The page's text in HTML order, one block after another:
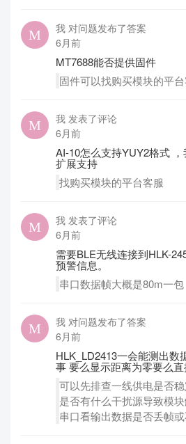
我 对问题发布了答案
6月前
MT7688能否提供固件
固件可以找购买模块的平
我 发表了评论
6月前
AI-10怎么支持YUY2格式
扩展支持
找购买模块的平台客服
我 发表了评论
6月前
需要BLE无线连接到HLK-
预警信息。
串口数据帧大概是80m一包
我 对问题发布了答案
6月前
HLK_LD2413一会能测出数
事 要么显示距离为零要么
可以先排查一线供电是否
是否有什么干扰源导致模
串口看输出数据是否丢帧或